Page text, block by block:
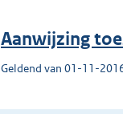
Aanwijzing
Geldend van 01-11-